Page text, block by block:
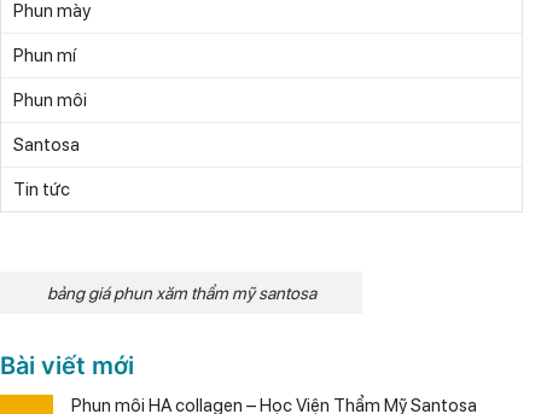
Phun mày
Phun mí
Phun môi
Santosa
Tin tức
bảng giá phun xăm thẩm mỹ santosa
Bài viết mới
Phun môi HA collagen – Học Viện Thẩm Mỹ Santosa